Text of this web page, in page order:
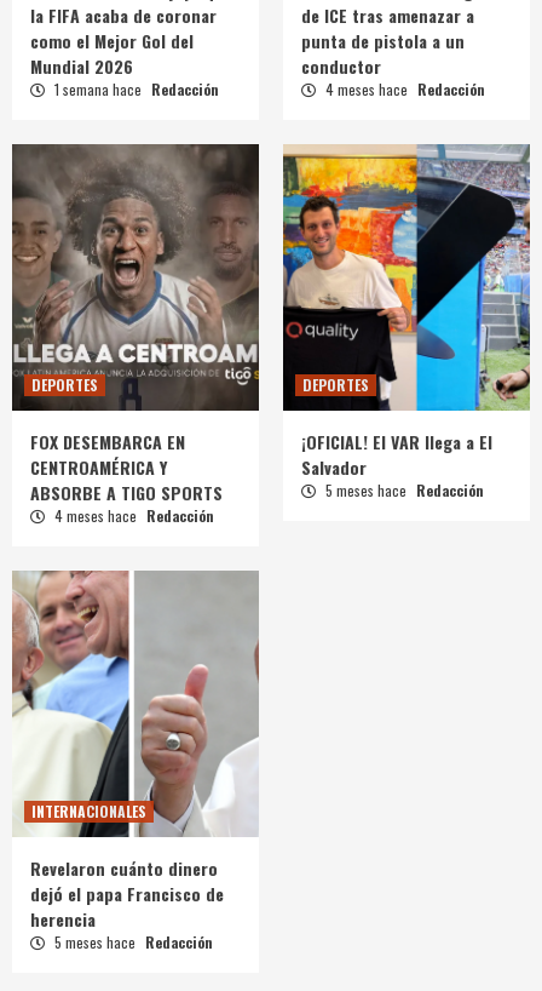
la FIFA acaba de coronar
como el Mejor Gol del
Mundial 2026
1 semana hace Redacción
de ICE tras amenazar a
punta de pistola a un
conductor
4 meses hace Redacción
DEPORTES
FOX DESEMBARCA EN
CENTROAMÉRICA Y
ABSORBE A TIGO SPORTS
4 meses hace Redacción
DEPORTES
¡OFICIAL! El VAR llega a El
Salvador
5 meses hace Redacción
INTERNACIONALES
Revelaron cuánto dinero
dejó el papa Francisco de
herencia
5 meses hace Redacción